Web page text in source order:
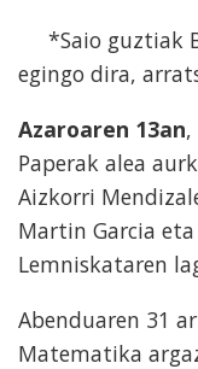
*Saio guztiak
egingo dira,
Azaroaren 13an,
Paperak alea
Aizkorri
Martin Garcia eta
Lemniskataren
Abenduaren 31
Matematika